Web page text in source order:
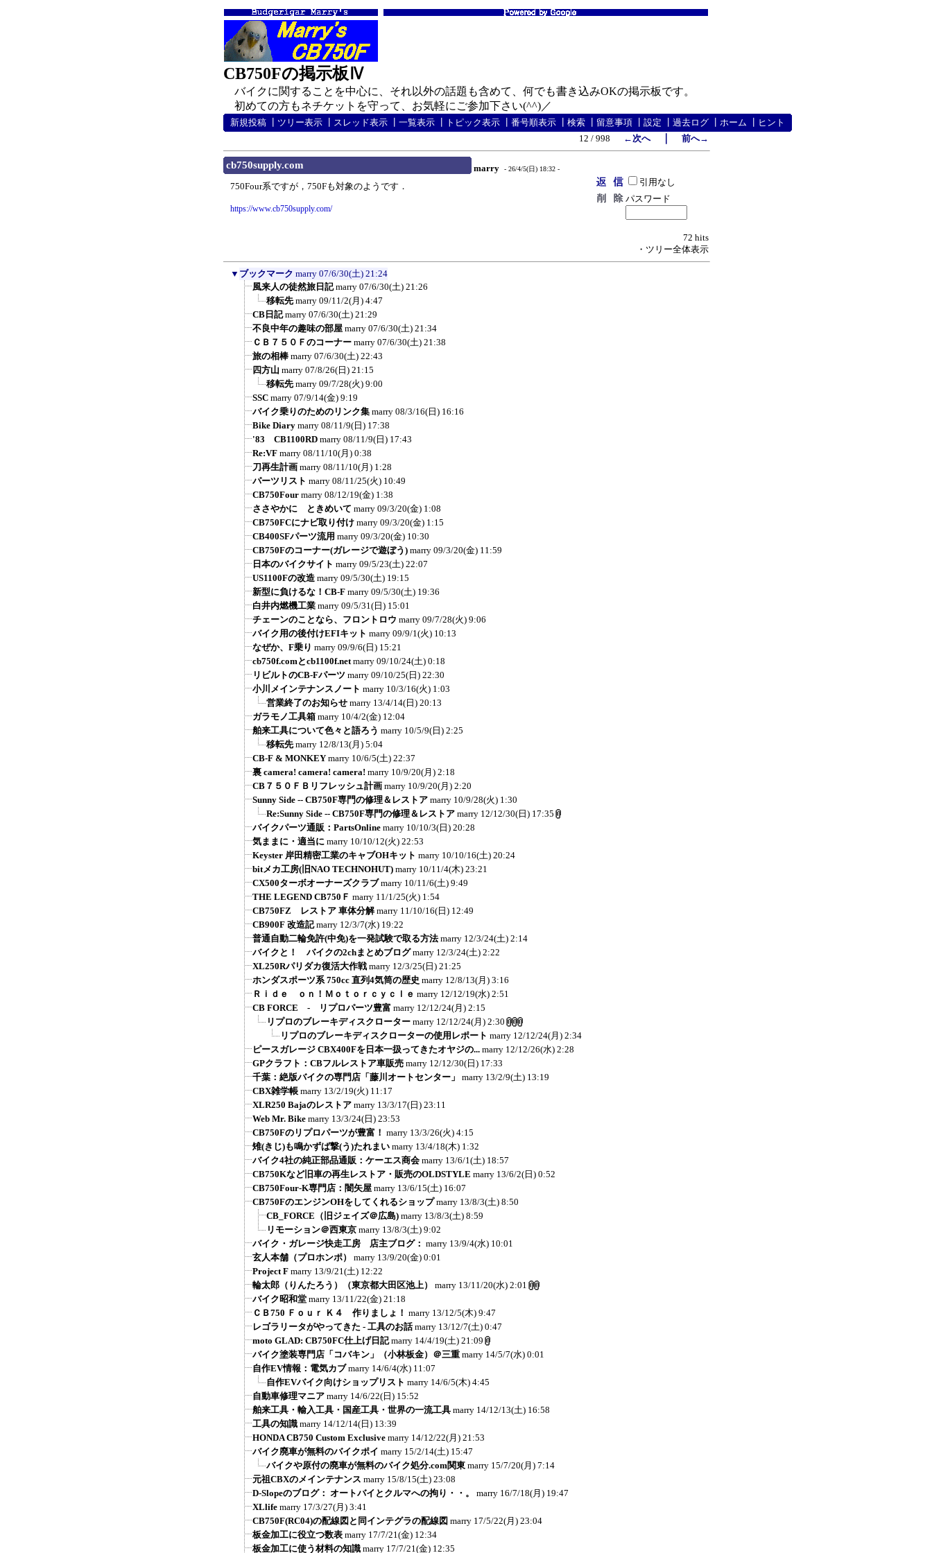
CB750Fの掲示板Ⅳ
バイクに関することを中心に、それ以外の話題も含めて、何でも書き込みOKの掲示板です。
初めての方もネチケットを守って、お気軽にご参加下さい(^^)／
新規投稿 ツリー表示 スレッド表示 一覧表示 トピック表示 番号順表示 検索 留意事項 設定 過去ログ ホーム
ヒント
12 / 998
←次へ｜ 前へ→
cb750supply.com marry - 26/4/5(日) 18:32 -
750Four系ですが，750Fも対象のようです．
https://www.cb750supply.com/
引用なし
パスワード
72 hits
・ツリー全体表示
▼ ブックマーク marry 07/6/30(土) 21:24
風来人の徒然旅日記 marry 07/6/30(土) 21:26
移転先 marry 09/11/2(月) 4:47
CB日記 marry 07/6/30(土) 21:29
不良中年の趣味の部屋 marry 07/6/30(土) 21:34
ＣＢ７５０Ｆのコーナー marry 07/6/30(土) 21:38
旅の相棒 marry 07/6/30(土) 22:43
四方山 marry 07/8/26(日) 21:15
移転先 marry 09/7/28(火) 9:00
SSC marry 07/9/14(金) 9:19
バイク乗りのためのリンク集 marry 08/3/16(日) 16:16
Bike Diary marry 08/11/9(日) 17:38
'83 CB1100RD marry 08/11/9(日) 17:43
Re:VF marry 08/11/10(月) 0:38
刀再生計画 marry 08/11/10(月) 1:28
パーツリスト marry 08/11/25(火) 10:49
CB750Four marry 08/12/19(金) 1:38
ささやかに ときめいて marry 09/3/20(金) 1:08
CB750FCにナビ取り付け marry 09/3/20(金) 1:15
CB400SFパーツ流用 marry 09/3/20(金) 10:30
CB750Fのコーナー(ガレージで遊ぼう) marry 09/3/20(金) 11:59
日本のバイクサイト marry 09/5/23(土) 22:07
US1100Fの改造 marry 09/5/30(土) 19:15
新型に負けるな！CB-F marry 09/5/30(土) 19:36
白井内燃機工業 marry 09/5/31(日) 15:01
チェーンのことなら、フロントロウ marry 09/7/28(火) 9:06
バイク用の後付けEFIキット marry 09/9/1(火) 10:13
なぜか、F乗り marry 09/9/6(日) 15:21
cb750f.comとcb1100f.net marry 09/10/24(土) 0:18
リビルトのCB-Fパーツ marry 09/10/25(日) 22:30
小川メインテナンスノート marry 10/3/16(火) 1:03
営業終了のお知らせ marry 13/4/14(日) 20:13
ガラモノ工具箱 marry 10/4/2(金) 12:04
舶来工具について色々と語ろう marry 10/5/9(日) 2:25
移転先 marry 12/8/13(月) 5:04
CB-F & MONKEY marry 10/6/5(土) 22:37
裏 camera! camera! camera! marry 10/9/20(月) 2:18
CB７５０ＦＢリフレッシュ計画 marry 10/9/20(月) 2:20
Sunny Side -- CB750F専門の修理＆レストア marry 10/9/28(火) 1:30
Re:Sunny Side -- CB750F専門の修理＆レストア marry 12/12/30(日) 17:35
バイクパーツ通販：PartsOnline marry 10/10/3(日) 20:28
気ままに・適当に marry 10/10/12(火) 22:53
Keyster 岸田精密工業のキャブOHキット marry 10/10/16(土) 20:24
bitメカ工房(旧NAO TECHNOHUT) marry 10/11/4(木) 23:21
CX500ターボオーナーズクラブ marry 10/11/6(土) 9:49
THE LEGEND CB750Ｆ marry 11/1/25(火) 1:54
CB750FZ レストア 車体分解 marry 11/10/16(日) 12:49
CB900F 改造記 marry 12/3/7(水) 19:22
普通自動二輪免許(中免)を一発試験で取る方法 marry 12/3/24(土) 2:14
バイクと！ バイクの2chまとめブログ marry 12/3/24(土) 2:22
XL250Rパリダカ復活大作戦 marry 12/3/25(日) 21:25
ホンダスポーツ系 750cc 直列4気筒の歴史 marry 12/8/13(月) 3:16
Ｒｉｄｅ ｏｎ！Ｍｏｔｏｒｃｙｃｌｅ marry 12/12/19(水) 2:51
CB FORCE - リプロパーツ豊富 marry 12/12/24(月) 2:15
リプロのブレーキディスクローター marry 12/12/24(月) 2:30
リプロのブレーキディスクローターの使用レポート marry 12/12/24(月) 2:34
ピースガレージ CBX400Fを日本一扱ってきたオヤジの... marry 12/12/26(水) 2:28
GPクラフト：CBフルレストア車販売 marry 12/12/30(日) 17:33
千葉：絶版バイクの専門店「藤川オートセンター」
marry 13/2/9(土) 13:19
CBX雑学帳 marry 13/2/19(火) 11:17
XLR250 Bajaのレストア marry 13/3/17(日) 23:11
Web Mr. Bike marry 13/3/24(日) 23:53
CB750Fのリプロパーツが豊富！ marry 13/3/26(火) 4:15
雉(きじ)も鳴かずば撃(う)たれまい marry 13/4/18(木) 1:32
バイク4社の純正部品通販：ケーエス商会 marry 13/6/1(土) 18:57
CB750Kなど旧車の再生レストア・販売のOLDSTYLE marry 13/6/2(日) 0:52
CB750Four-K専門店：闇矢屋 marry 13/6/15(土) 16:07
CB750FのエンジンOHをしてくれるショップ marry 13/8/3(土) 8:50
CB_FORCE（旧ジェイズ＠広島) marry 13/8/3(土) 8:59
リモーション＠西東京 marry 13/8/3(土) 9:02
バイク・ガレージ快走工房 店主ブログ： marry 13/9/4(水) 10:01
玄人本舗（プロホンポ）
marry 13/9/20(金) 0:01
Project F marry 13/9/21(土) 12:22
輪太郎（りんたろう）（東京都大田区池上）
marry 13/11/20(水) 2:01
バイク昭和堂 marry 13/11/22(金) 21:18
ＣＢ750 Ｆｏｕｒ Ｋ４ 作りましょ！ marry 13/12/5(木) 9:47
レゴラリータがやってきた - 工具のお話 marry 13/12/7(土) 0:47
moto GLAD: CB750FC仕上げ日記 marry 14/4/19(土) 21:09
バイク塗装専門店「コバキン」（小林板金）＠三重 marry 14/5/7(水) 0:01
自作EV情報：電気カブ marry 14/6/4(水) 11:07
自作EVバイク向けショップリスト marry 14/6/5(木) 4:45
自動車修理マニア marry 14/6/22(日) 15:52
舶来工具・輸入工具・国産工具・世界の一流工具 marry 14/12/13(土) 16:58
工具の知識 marry 14/12/14(日) 13:39
HONDA CB750 Custom Exclusive marry 14/12/22(月) 21:53
バイク廃車が無料のバイクポイ marry 15/2/14(土) 15:47
バイクや原付の廃車が無料のバイク処分.com関東 marry 15/7/20(月) 7:14
元祖CBXのメインテナンス marry 15/8/15(土) 23:08
D-Slopeのブログ： オートバイとクルマへの拘り・・。
marry 16/7/18(月) 19:47
XLlife marry 17/3/27(月) 3:41
CB750F(RC04)の配線図と同インテグラの配線図 marry 17/5/22(月) 23:04
板金加工に役立つ数表 marry 17/7/21(金) 12:34
板金加工に使う材料の知識 marry 17/7/21(金) 12:35